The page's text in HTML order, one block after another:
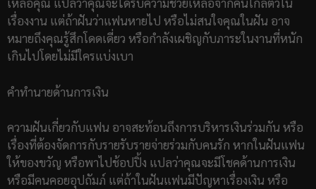
เรื่องงาน แต่ถ้าฝันว่าแฟนหายไป หรือไม่สนใจคุณในฝัน อาจ
หมายถึงคุณรู้สึกโดดเดี่ยว หรือกำลังเผชิญกับภาระในงานที่หนัก
เกินไปโดยไม่มีใครแบ่งเบา
คำทำนายด้านการเงิน
ความฝันเกี่ยวกับแฟน อาจสะท้อนถึงการบริหารเงินร่วมกัน หรือ
เรื่องที่ต้องจัดการกับรายรับรายจ่ายร่วมกับคนรัก หากในฝันแฟน
ให้ของขวัญ หรือพาไปช้อปปิ้ง แปลว่าคุณจะมีโชคด้านการเงิน
หรือมีคนคอยอุปถัมภ์ แต่ถ้าในฝันแฟนมีปัญหาเรื่องเงิน หรือ